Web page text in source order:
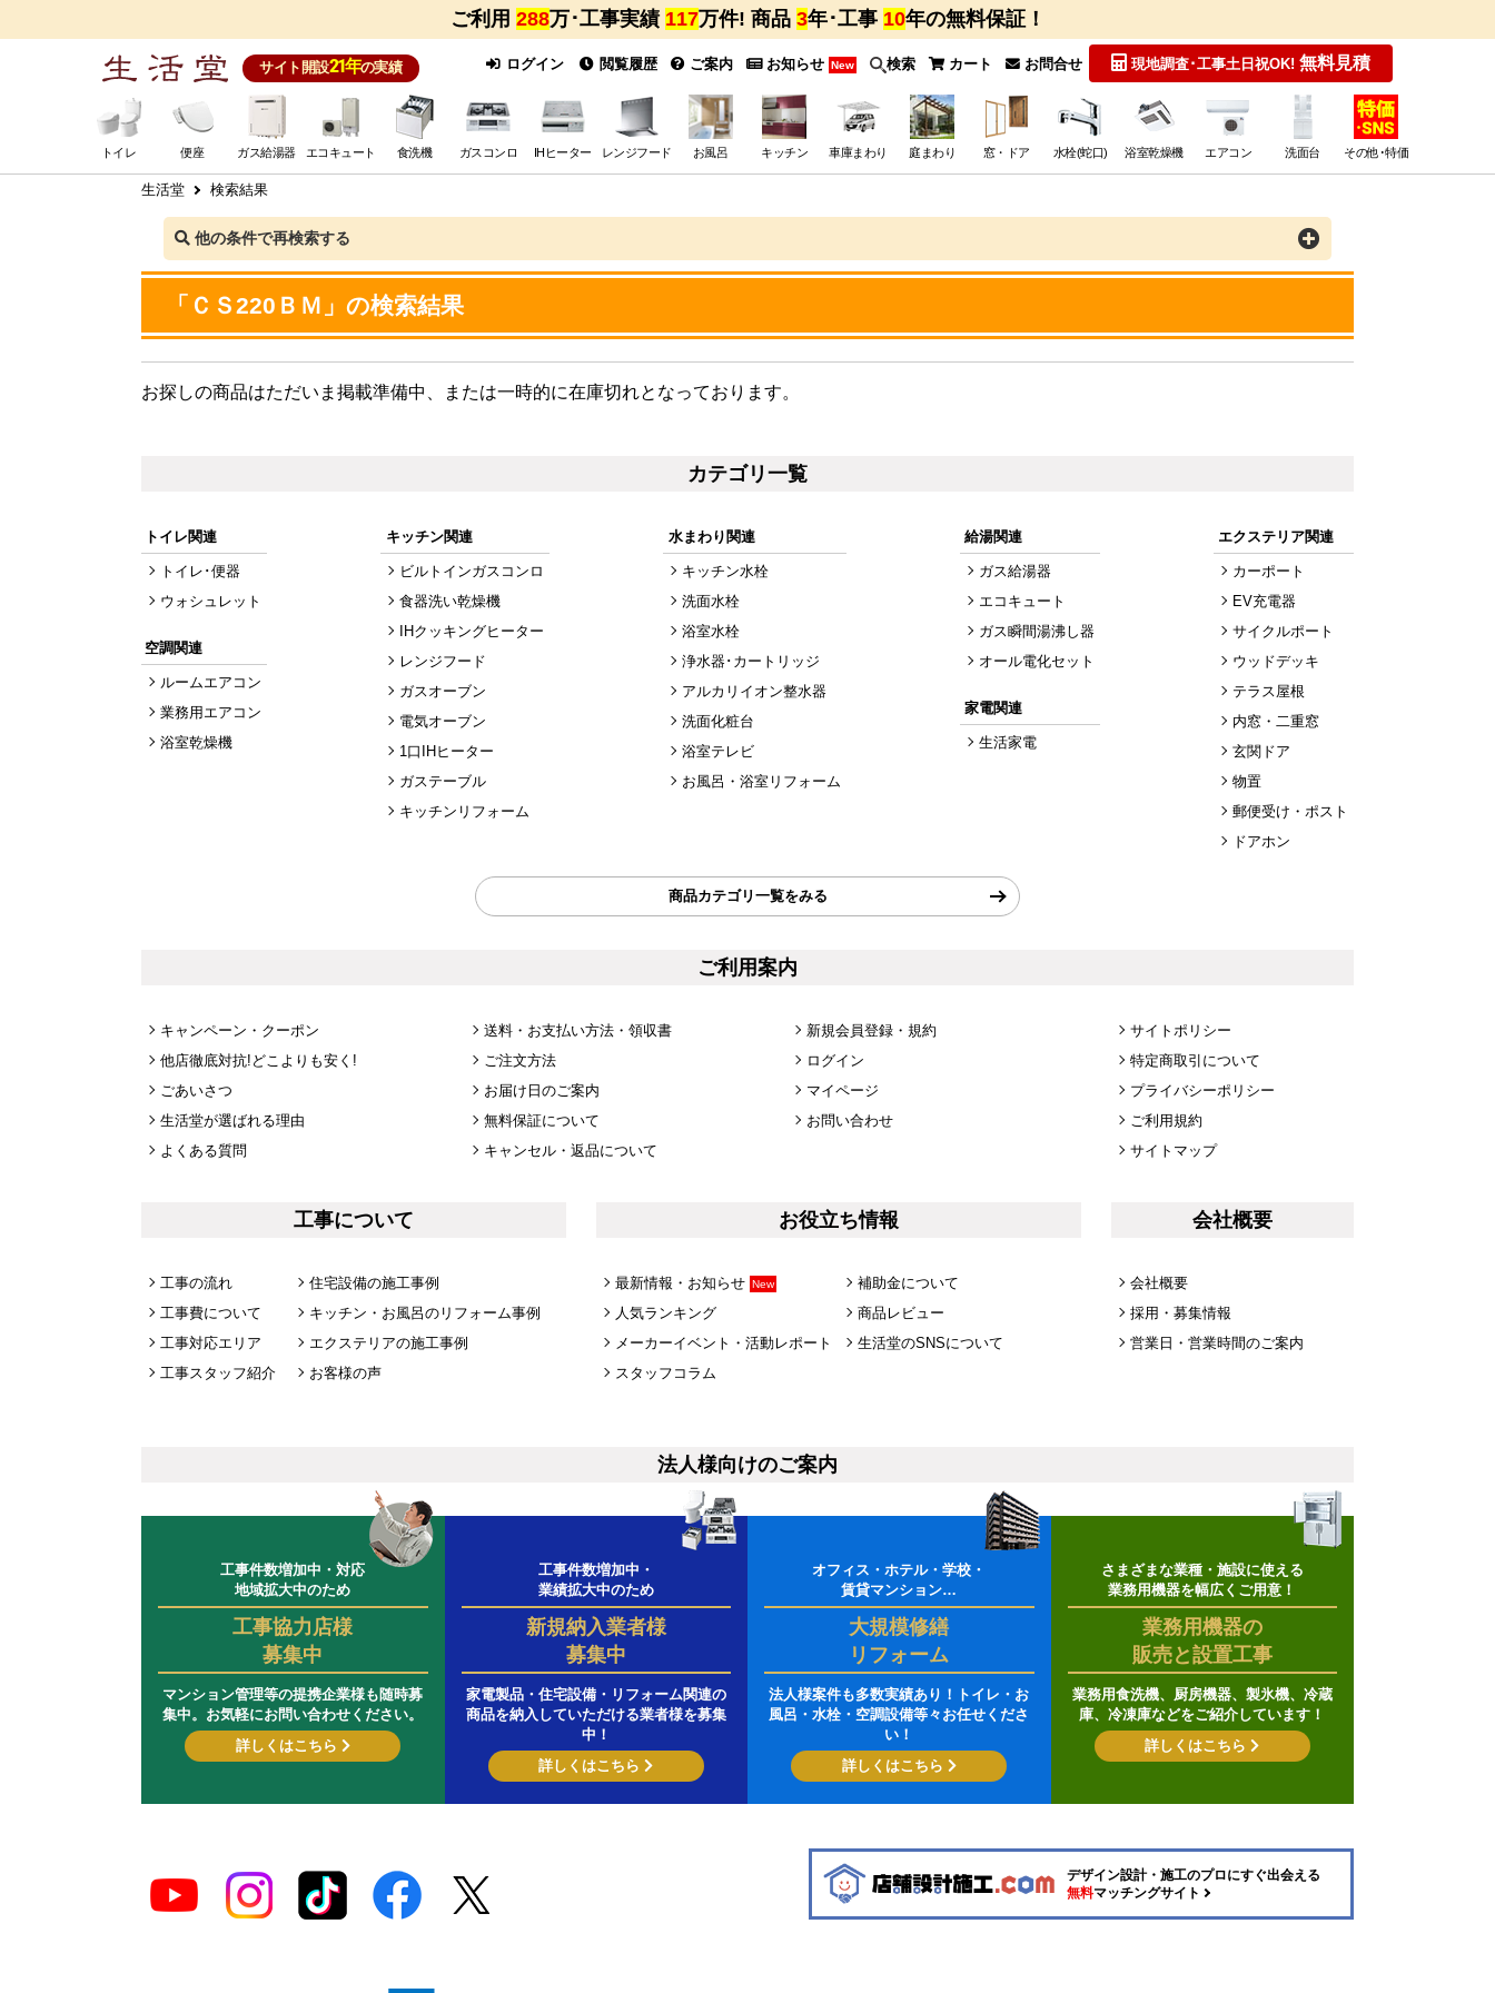
ご利用 288万･工事実績 117万件! 商品 3年･工事 10年の無料保証！
サイト開設21年の実績 ログイン 閲覧履歴 ご案内 お知らせ New 検索 カート お問合せ 現地調査･工事土日祝OK! 無料見積
トイレ 便座 ガス給湯器 エコキュート 食洗機 ガスコンロ IHヒーター レンジフード お風呂 キッチン 車庫まわり 庭まわり 窓・ドア 水栓(蛇口) 浴室乾燥機 エアコン 洗面台 その他･特価
生活堂 検索結果
他の条件で再検索する
「ＣＳ220ＢＭ」の検索結果
お探しの商品はただいま掲載準備中、または一時的に在庫切れとなっております。
カテゴリ一覧
トイレ関連
トイレ･便器
ウォシュレット
空調関連
ルームエアコン
業務用エアコン
浴室乾燥機
キッチン関連
ビルトインガスコンロ
食器洗い乾燥機
IHクッキングヒーター
レンジフード
ガスオーブン
電気オーブン
1口IHヒーター
ガステーブル
キッチンリフォーム
水まわり関連
キッチン水栓
洗面水栓
浴室水栓
浄水器･カートリッジ
アルカリイオン整水器
洗面化粧台
浴室テレビ
お風呂・浴室リフォーム
給湯関連
ガス給湯器
エコキュート
ガス瞬間湯沸し器
オール電化セット
家電関連
生活家電
エクステリア関連
カーポート
EV充電器
サイクルポート
ウッドデッキ
テラス屋根
内窓・二重窓
玄関ドア
物置
郵便受け・ポスト
ドアホン
商品カテゴリ一覧をみる
ご利用案内
キャンペーン・クーポン
他店徹底対抗!どこよりも安く!
ごあいさつ
生活堂が選ばれる理由
よくある質問
送料・お支払い方法・領収書
ご注文方法
お届け日のご案内
無料保証について
キャンセル・返品について
新規会員登録・規約
ログイン
マイページ
お問い合わせ
サイトポリシー
特定商取引について
プライバシーポリシー
ご利用規約
サイトマップ
工事について
工事の流れ
工事費について
工事対応エリア
工事スタッフ紹介
住宅設備の施工事例
キッチン・お風呂のリフォーム事例
エクステリアの施工事例
お客様の声
お役立ち情報
最新情報・お知らせ New
人気ランキング
メーカーイベント・活動レポート
スタッフコラム
補助金について
商品レビュー
生活堂のSNSについて
会社概要
会社概要
採用・募集情報
営業日・営業時間のご案内
法人様向けのご案内
工事件数増加中・対応
地域拡大中のため
工事協力店様
募集中
マンション管理等の提携企業様も随時募
集中。お気軽にお問い合わせください。
詳しくはこちら
工事件数増加中・
業績拡大中のため
新規納入業者様
募集中
家電製品・住宅設備・リフォーム関連の
商品を納入していただける業者様を募集
中！
詳しくはこちら
オフィス・ホテル・学校・
賃貸マンション…
大規模修繕
リフォーム
法人様案件も多数実績あり！トイレ・お
風呂・水栓・空調設備等々お任せくださ
い！
詳しくはこちら
さまざまな業種・施設に使える
業務用機器を幅広くご用意！
業務用機器の
販売と設置工事
業務用食洗機、厨房機器、製氷機、冷蔵
庫、冷凍庫などをご紹介しています！
詳しくはこちら
デザイン設計・施工のプロにすぐ出会える
無料マッチングサイト